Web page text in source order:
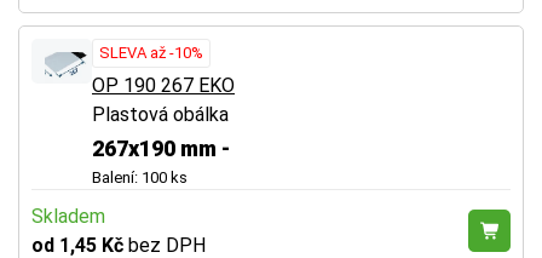
SLEVA až -10%
OP 190 267 EKO
Plastová obálka
267x190 mm -
Balení: 100 ks
Skladem
od 1,45 Kč bez DPH